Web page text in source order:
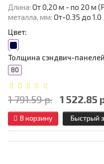
Длина: От 0,20 м - по 20 м
металла, мм: От-0.35 до 1.0
Цвет:
Толщина сэндвич-
80
1 791.59 р. 1 522.85
В корзину Быстрый